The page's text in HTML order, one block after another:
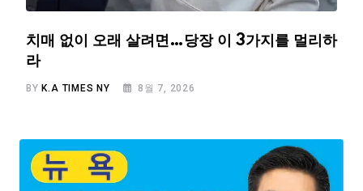
치매 없이 오래 살려면…당장 이 3가지를 멀리하
라
BYK.A TIMES NY 8월 7, 2026